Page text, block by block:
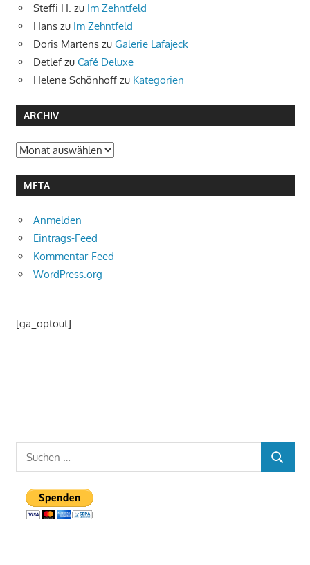
Steffi H. zu Im Zehntfeld
Hans zu Im Zehntfeld
Doris Martens zu Galerie Lafajeck
Detlefzu Café Deluxe
Helene Schönhoff zu Kategorien
ARCHIV
Archiv
META
Anmelden
Eintrags-Feed
Kommentar-Feed
WordPress.org
[ga_optout]
Suchen
nach:
SUCHEN